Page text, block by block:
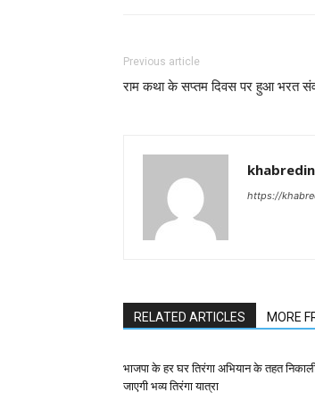
Previous article
राम कथा के सप्तम दिवस पर हुआ भरत
https://
RELATED ARTICLES MORE
भाजपा के हर घर तिरंगा अभियान के तहत
जाएगी भव्य तिरंगा यात्रा